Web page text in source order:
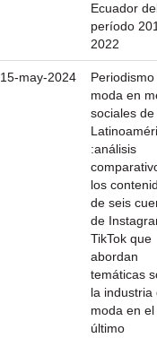
Ecuador
período
2022
15-may-2024
moda en
sociales de
:análisis
los
de seis
de
TikTok que
abordan
temáticas
la industria
moda en el
último